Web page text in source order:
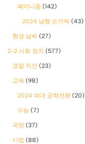
폐미니즘 (142)
2024 남혐 손가락 (43)
환경 날씨 (27)
2-2 사회 정치 (577)
경찰 치안 (23)
교육 (98)
2024 여대 공학전환 (20)
수능 (7)
국방 (37)
사법 (88)